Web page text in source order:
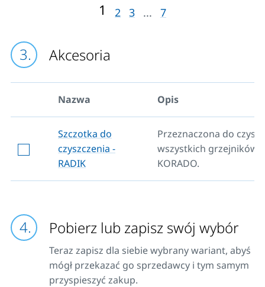
1 2 3 ... 7
Akcesoria
Nazwa Opis
Szczotka do
czyszczenia -
RADIK
Przeznaczona do
wszystkich grzejników
KORADO.
Pobierz lub zapisz swój wybór
Teraz zapisz dla siebie wybrany wariant, abyś
mógł przekazać go sprzedawcy i tym samym
przyspieszyć zakup.